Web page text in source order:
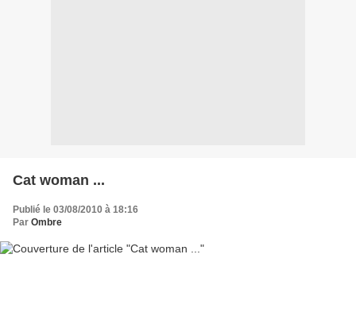
Cat woman ...
Publié le 03/08/2010 à 18:16
Par Ombre